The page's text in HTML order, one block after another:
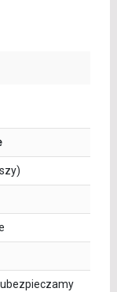
ubezpieczamy